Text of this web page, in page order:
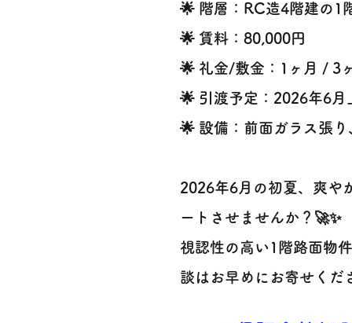
🌟 階層：RC造4階建の1
🌟 賃料：80,000円
🌟 礼金/敷金：1ヶ月 / 3
🌟 引渡予定：2026年6月
🌟 設備：前面ガラス張
2026年6月の初夏、爽や
ートさせませんか？🚀✨
視認性の高い1階路面物
談はお早めにお寄せくだ